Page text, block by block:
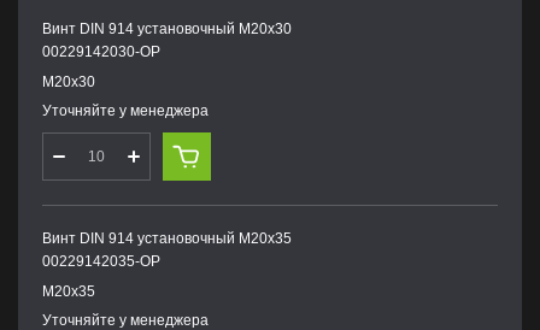
Винт DIN 914 установочный М20х30
00229142030-OP
М20х30
Уточняйте у менеджера
Винт DIN 914 установочный М20х35
00229142035-OP
М20х35
Уточняйте у менеджера